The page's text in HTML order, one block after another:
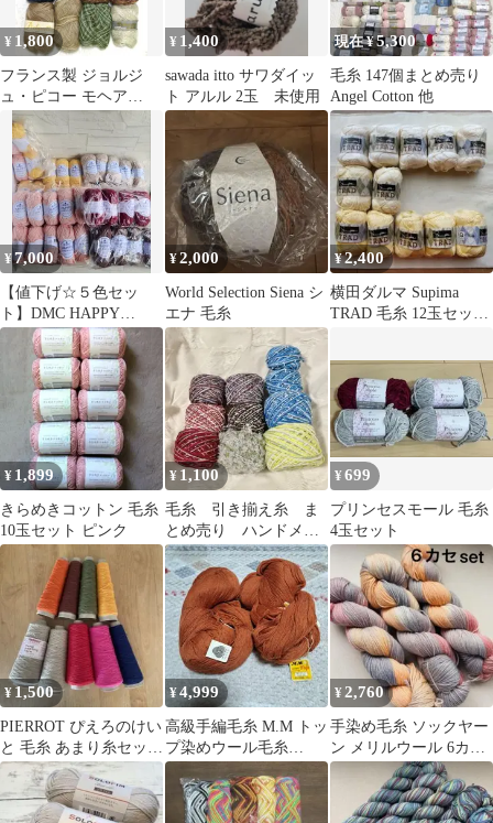
¥ 1,800
フランス製 ジョルジ
ュ・ピコー モヘア
100% 毛糸 2玉+使い
かけ186g
¥ 1,400
sawada itto サワダイッ
ト アルル 2玉 未使用
現在 ¥5,300
毛糸 147個まとめ売り
Angel Cotton 他
¥7,000
【値下げ☆５色セッ
ト】DMC HAPPY
CHENILLE 毛糸 まとめ
¥2,000
World Selection Siena シ
エナ 毛糸
¥2,400
横田ダルマ Supima
TRAD 毛糸 12玉セット
¥ 1,899
きらめきコットン 毛糸
10玉セット ピンク
¥ 1,100
毛糸 引き揃え糸 ま
とめ売り ハンドメイ
ド ファンシーヤーン
¥699
プリンセスモール 毛糸
4玉セット
¥ 1,500
PIERROT ぴえろのけい
と 毛糸 あまり糸セッ
ト コーン巻き
¥4,999
高級手編毛糸 M.M トッ
プ染めウール毛糸
250g×2個 オレンジ
¥2,760
手染め毛糸 ソックヤー
ン メリルウール 6カセ
100×6約600g 手染め㉒